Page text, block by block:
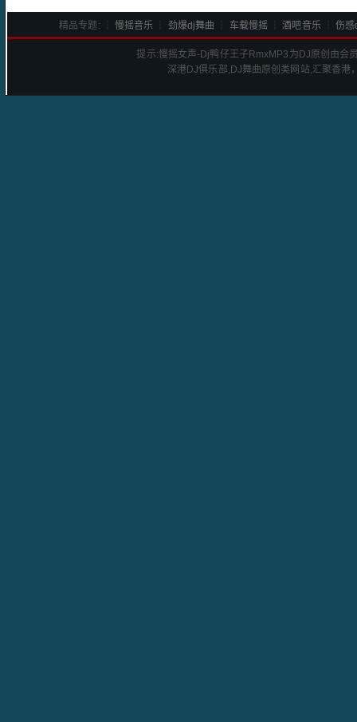
精品专题: ┆ 慢摇音乐 劲爆dj舞曲 车载慢摇 ┆酒吧音乐┆伤感
提示:慢摇女声-Dj鸭仔王子RmxMP3为DJ原创由会
深港DJ俱乐部,DJ舞曲原创类网站,汇聚香港